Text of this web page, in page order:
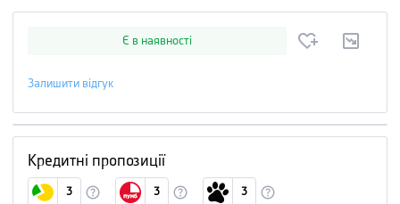
Є в наявності
Залишити відгук
Кредитні пропозиції
3 3 3